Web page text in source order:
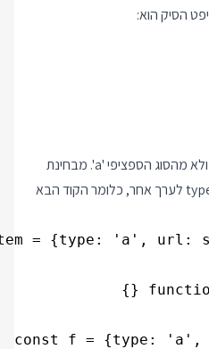
כלומר ה type הוא מסוג string ולא מהסוג הספציפי 'a'. מבחינת
טייפסקריפט מותר לשנות את ה type לערך אחר, כלומר הקוד הבא